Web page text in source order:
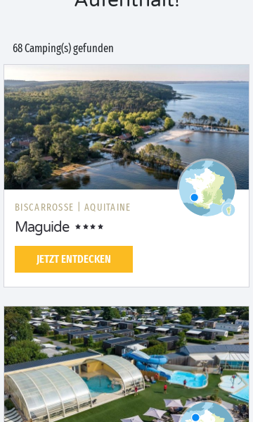
68 Camping(s) gefunden
BISCARROSSE | AQUITAINE
Maguide
JETZT ENTDECKEN